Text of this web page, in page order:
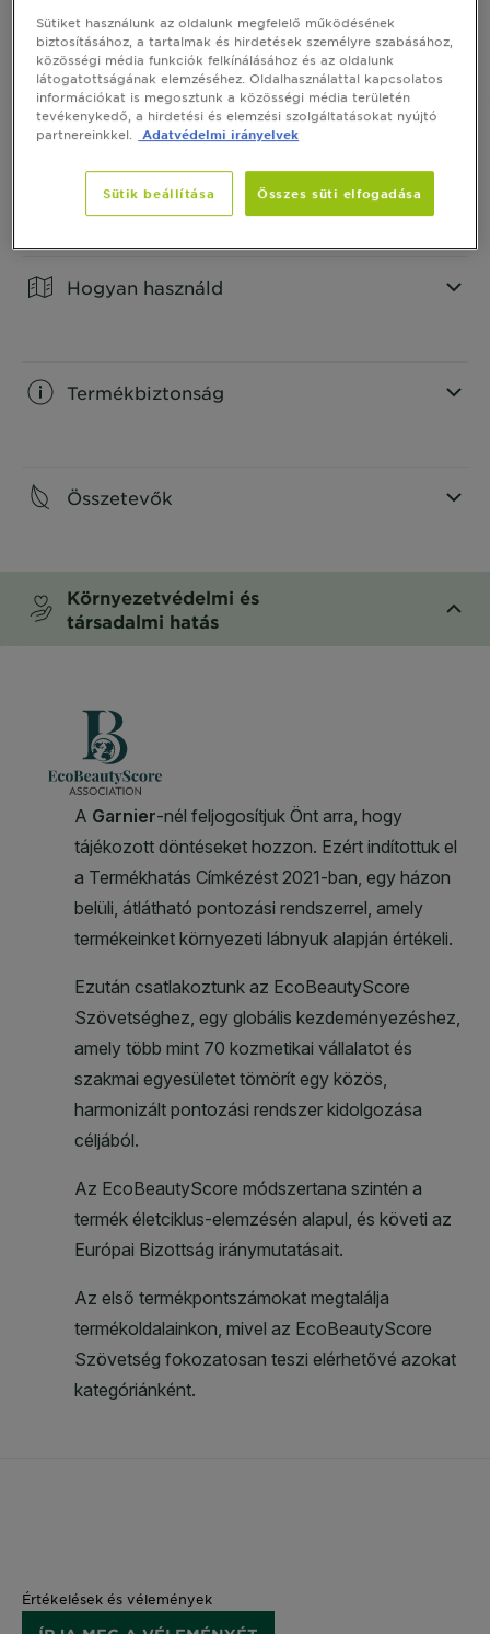
VEGYE MEG ONLINE
Hogyan használd
Termékbiztonság
Összetevők
Környezetvédelmi és
társadalmi hatás
Értékelések és vélemények
Sütiket használunk az oldalunk megfelelő működésének
biztosításához, a tartalmak és hirdetések személyre szabásához,
közösségi média funkciók felkínálásához és az oldalunk
látogatottságának elemzéséhez. Oldalhasználattal kapcsolatos
információkat is megosztunk a közösségi média területén
tevékenykedő, a hirdetési és elemzési szolgáltatásokat nyújtó
partnereinkkel.
Adatvédelmi irányelvek
Sütik beállítása Összes süti elfogadása